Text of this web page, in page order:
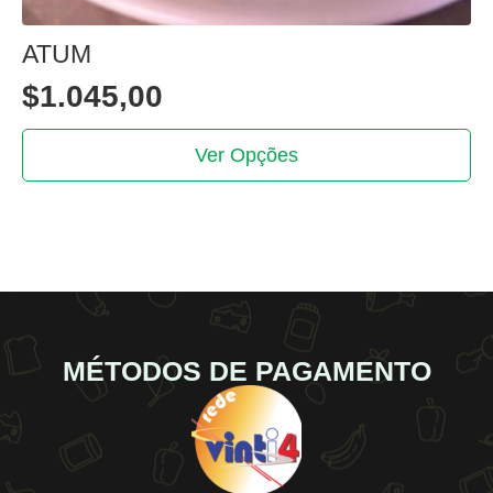
ATUM
$1.045,00
Ver Opções
This
may
chosen
MÉTODOS DE PAGAMENTO